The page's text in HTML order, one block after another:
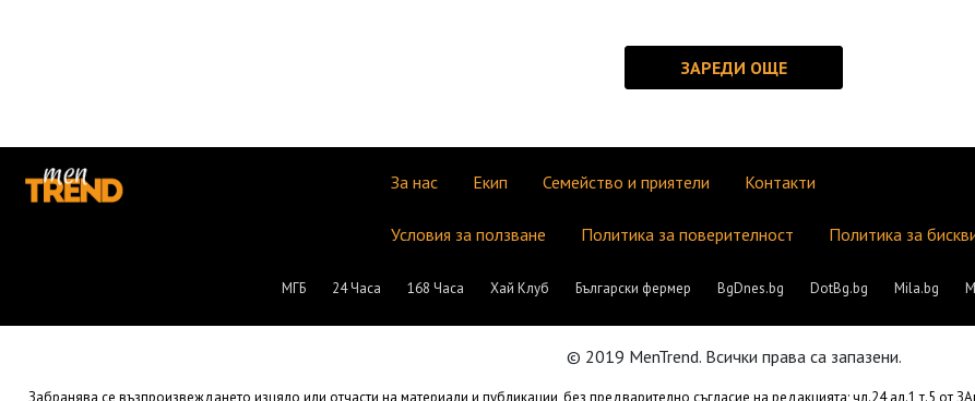
За нас Екип Семейство и приятели Контакти
Условия за ползване Политика за поверителност Политика за
МГБ 24 Часа 168 Часа Хай Клуб Български фермер BgDnes.bg DotBg.bg Mila.bg
© 2019 MenTrend. Всички права са запазени.
Забранява се възпроизвеждането изцяло или отчасти на материали и публикации, без предварително съгласие на редакцията; чл.24 ал.1 т.5 от